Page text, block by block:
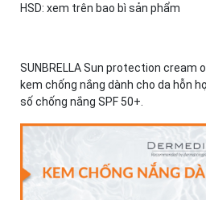
HSD: xem trên bao bì sản phẩm
SUNBRELLA Sun protection cream
kem chống nắng dành cho da hỗn
số chống nắng SPF 50+.